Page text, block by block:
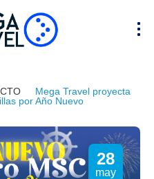
Mega Travel proyecta
por Año Nuevo
28
may